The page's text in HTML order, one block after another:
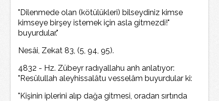
"Dilenmede olan (kötülükleri) bilseydiniz kimse
kimseye birşey istemek için asla gitmezdi!"
buyurdular."
Nesâi, Zekat 83, (5, 94, 95).
4832 - Hz. Zübeyr radıyallahu anh anlatıyor:
"Resûlullah aleyhissalâtu vesselâm buyurdular ki:
"Kişinin iplerini alıp dağa gitmesi, oradan sırtında